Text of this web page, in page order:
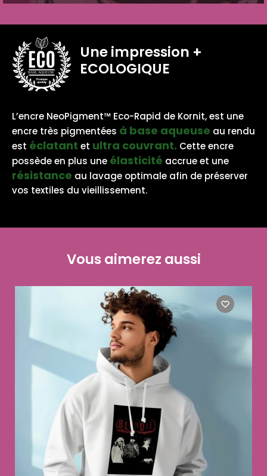
BASE AQUEUSE
Une impression +
ECOLOGIQUE
L’encre NeoPigment™ Eco-Rapid de Kornit, est une
encre très pigmentées à base aqueuse au rendu
est éclatant et ultra couvrant. Cette encre
possède en plus une élasticité accrue et une
résistance au lavage optimale afin de préserver
vos textiles du vieillissement.
Vous aimerez aussi